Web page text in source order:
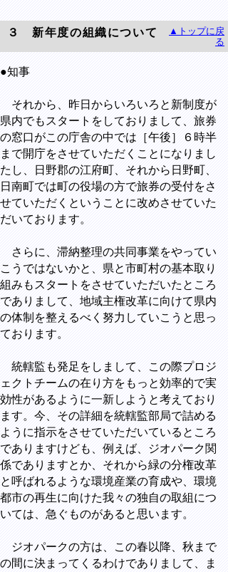
３ 新年度の組織について
▲トップに戻
る
●知事
それから、昨日からいろいろと新制度が
県内でもスタートをしておりまして、旅券
の窓口がこの庁舎の中では［午後］６時半
まで開庁をさせていただくことになりまし
たし、日野郡の江府町、それから日野町、
日南町では町の役場の方で旅券の受付をさ
せていただくということに改めさせていた
だいております。
さらに、滞納整理の共同事業をやってい
こうではないかと、県と市町村の基本取り
組みもスタートをさせていただいたところ
でありまして、地域主権改革に向けて県内
の体制を整えるべく努力していこうと思っ
ております。
統轄監も発足をしまして、この際プロジ
ェクトチームの在り方をもっと効率的で実
効性があるように一新しようと考えており
ます。今、その詳細を統轄監部局で詰める
ように指示をさせていただいているところ
でありますけども、例えば、ジオパーク関
係でありますとか、それから緑の分権改革
と呼ばれるような環境産業の育成や、環境
都市の再生に向けた我々の独自の取組につ
いては、急ぐものがあると思います。
ジオパークの方は、この春以降、秋まで
の間に決まってくるわけでありまして、ま